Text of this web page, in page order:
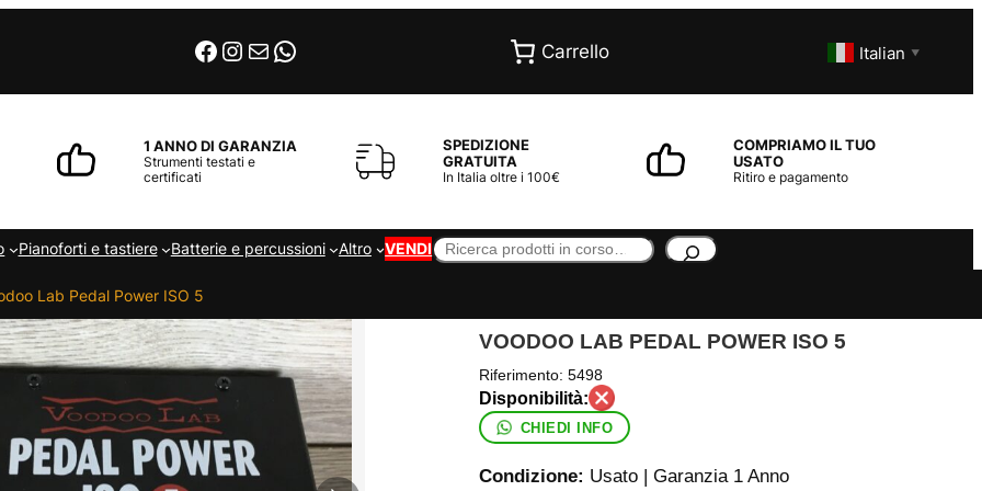
Facebook
Instagram
EmailWhatsApp Carrello Italian ▼
1 ANNO DI GARANZIA
Strumenti testati e
certificati
SPEDIZIONE
GRATUITA
In Italia oltre i 100€
COMPRIAMO IL TUO
USATO
Ritiro e pagamento
Pianoforti e tastiere Batterie e percussioni Altro VENDICerca
Lab Pedal Power ISO 5
VOODOO LAB PEDAL POWER ISO 5
Riferimento: 5498
CHIEDI INFO
Condizione: Usato | Garanzia 1 Anno